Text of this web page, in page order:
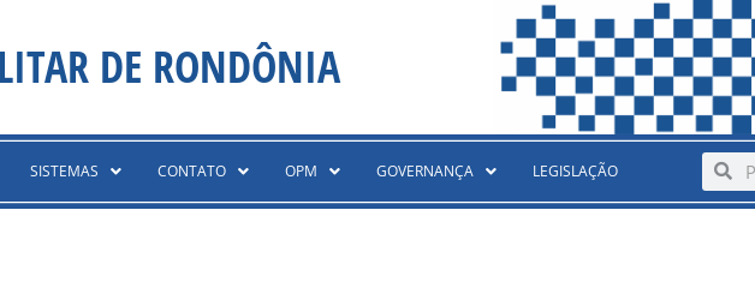
DE RONDÔNIA
SISTEMAS CONTATO OPM GOVERNANÇA LEGISLAÇÃO Search